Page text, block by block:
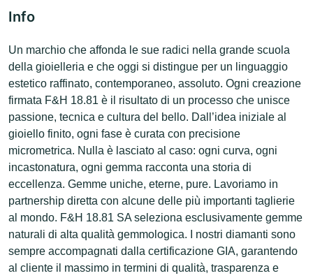
Info
Un marchio che affonda le sue radici nella grande scuola
della gioielleria e che oggi si distingue per un linguaggio
estetico raffinato, contemporaneo, assoluto. Ogni creazione
firmata F&H 18.81 è il risultato di un processo che unisce
passione, tecnica e cultura del bello. Dall’idea iniziale al
gioiello finito, ogni fase è curata con precisione
micrometrica. Nulla è lasciato al caso: ogni curva, ogni
incastonatura, ogni gemma racconta una storia di
eccellenza. Gemme uniche, eterne, pure. Lavoriamo in
partnership diretta con alcune delle più importanti taglierie
al mondo. F&H 18.81 SA seleziona esclusivamente gemme
naturali di alta qualità gemmologica. I nostri diamanti sono
sempre accompagnati dalla certificazione GIA, garantendo
al cliente il massimo in termini di qualità, trasparenza e